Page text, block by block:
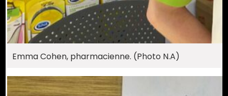
Emma Cohen, pharmacienne. (Photo N.A)